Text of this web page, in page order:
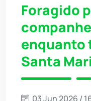
Foragido
enquanto
Santa
03 Jun 2026 /